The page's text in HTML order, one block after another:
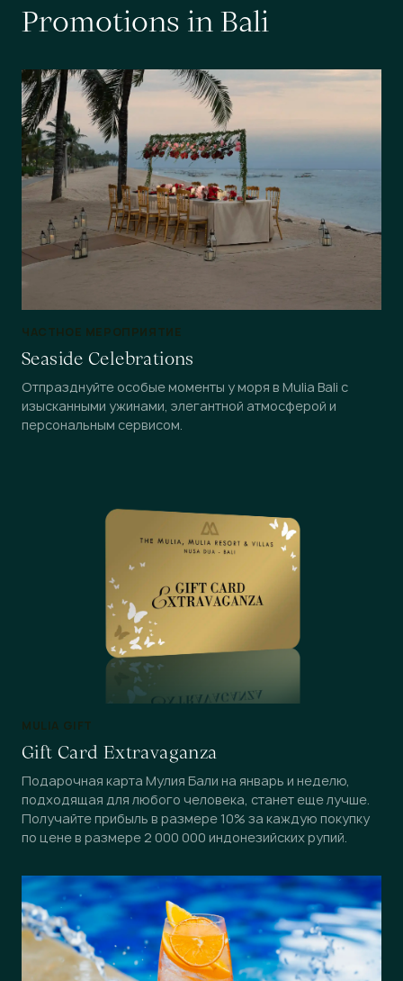
Promotions inBali
ЧАСТНОЕ МЕРОПРИЯТИЕ
Seaside Celebrations
Отпразднуйте особые моменты у моря в Mulia Bali с
изысканными ужинами, элегантной атмосферой и
персональным сервисом.
MULIA GIFT
Gift Card Extravaganza
Подарочная карта Мулия Бали на январь и неделю,
подходящая для любого человека, станет еще лучше.
Получайте прибыль в размере 10% за каждую покупку
по цене в размере 2 000 000 индонезийских рупий.